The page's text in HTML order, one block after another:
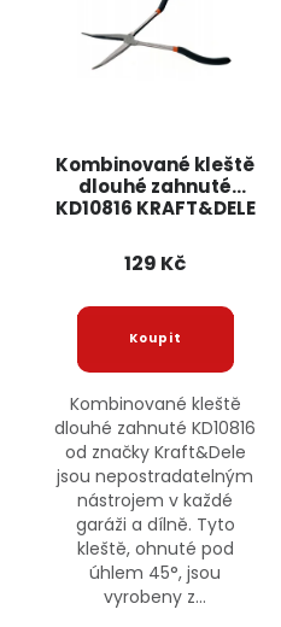
Kombinované kleště
dlouhé zahnuté
KD10816 KRAFT&DELE
129 Kč
Kombinované kleště
dlouhé zahnuté KD10816
od značky Kraft&Dele
jsou nepostradatelným
nástrojem v každé
garáži a dílně. Tyto
kleště, ohnuté pod
úhlem 45°, jsou
vyrobeny z...